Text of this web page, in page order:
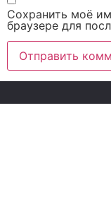
Сохранить моё
браузере для